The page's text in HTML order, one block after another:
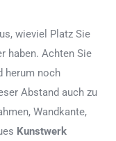
wieviel Platz Sie
haben. Achten Sie
herum noch
Abstand auch zu
Wandkante,
Kunstwerk